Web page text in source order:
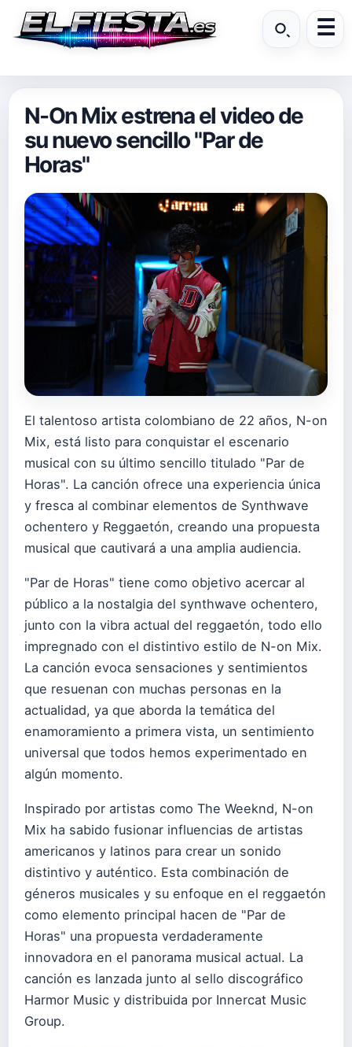
N-On Mix estrena el video de
su nuevo sencillo "Par de
Horas"
El talentoso artista colombiano de 22 años, N-on
Mix, está listo para conquistar el escenario
musical con su último sencillo titulado "Par de
Horas". La canción ofrece una experiencia única
y fresca al combinar elementos de Synthwave
ochentero y Reggaetón, creando una propuesta
musical que cautivará a una amplia audiencia.
"Par de Horas" tiene como objetivo acercar al
público a la nostalgia del synthwave ochentero,
junto con la vibra actual del reggaetón, todo ello
impregnado con el distintivo estilo de N-on Mix.
La canción evoca sensaciones y sentimientos
que resuenan con muchas personas en la
actualidad, ya que aborda la temática del
enamoramiento a primera vista, un sentimiento
universal que todos hemos experimentado en
algún momento.
Inspirado por artistas como The Weeknd, N-on
Mix ha sabido fusionar influencias de artistas
americanos y latinos para crear un sonido
distintivo y auténtico. Esta combinación de
géneros musicales y su enfoque en el reggaetón
como elemento principal hacen de "Par de
Horas" una propuesta verdaderamente
innovadora en el panorama musical actual. La
canción es lanzada junto al sello discográfico
Harmor Music y distribuida por Innercat Music
Group.